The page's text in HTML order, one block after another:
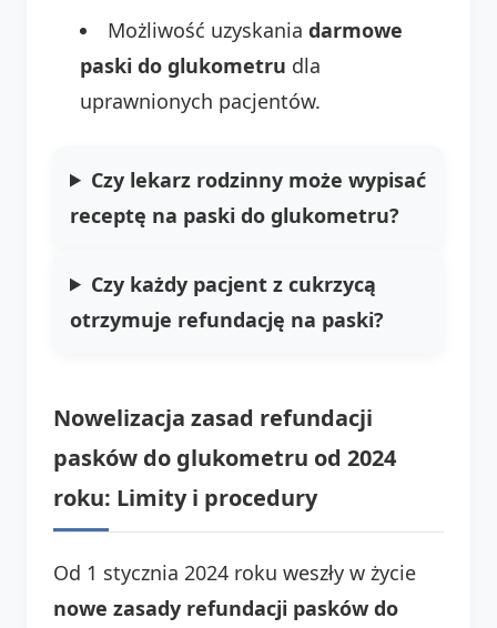
Możliwość uzyskania darmowe
paski do glukometru dla
uprawnionych pacjentów.
Czy lekarz rodzinny może wypisać
receptę na paski do glukometru?
Czy każdy pacjent z cukrzycą
otrzymuje refundację na paski?
Nowelizacja zasad refundacji
pasków do glukometru od 2024
roku: Limity i procedury
Od 1 stycznia 2024 roku weszły w życie
nowe zasady refundacji pasków do